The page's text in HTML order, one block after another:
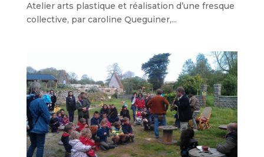
Atelier arts plastique et réalisation d’une fresque
collective, par caroline Queguiner,...